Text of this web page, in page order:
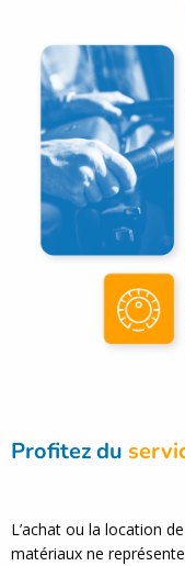
Profitez du
L’achat ou la location
matériaux ne